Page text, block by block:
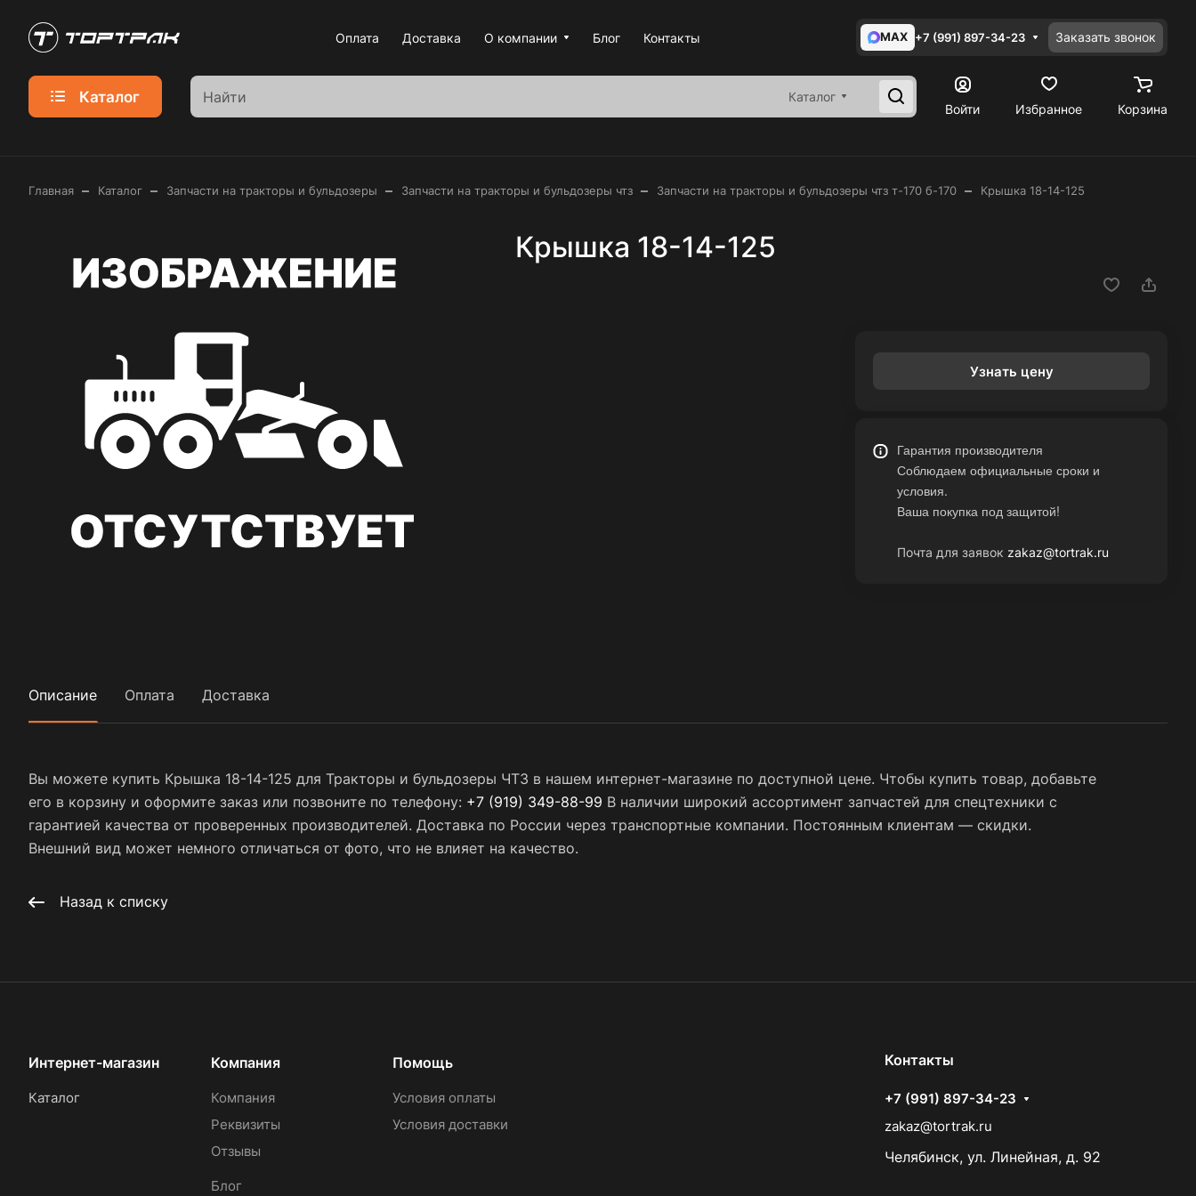
Оплата Доставка О компании Блог Контакты MAX +7 (991) 897-34-23 Заказать звонок
Каталог
Каталог
Войти
Избранное Корзина
Главная – Каталог – Запчасти на тракторы и бульдозеры – Запчасти на тракторы и бульдозеры чтз – Запчасти на тракторы и бульдозеры чтз т-170 б-170 – Крышка 18-14-125
Крышка 18-14-125
Узнать цену
Гарантия производителя
Соблюдаем официальные сроки и
условия.
Ваша покупка под защитой!
Почта для заявок zakaz@tortrak.ru
Описание Оплата Доставка
Вы можете купить Крышка 18-14-125 для Тракторы и бульдозеры ЧТЗ в нашем интернет-магазине по доступной цене. Чтобы купить товар, добавьте
его в корзину и оформите заказ или позвоните по телефону: +7 (919) 349-88-99 В наличии широкий ассортимент запчастей для спецтехники с
гарантией качества от проверенных производителей. Доставка по России через транспортные компании. Постоянным клиентам — скидки.
Внешний вид может немного отличаться от фото, что не влияет на качество.
Назад к списку
Интернет-магазин
Каталог
Компания
Компания
Реквизиты
Отзывы
Блог
Помощь
Условия оплаты
Условия доставки
Контакты
+7 (991) 897-34-23
zakaz@tortrak.ru
Челябинск, ул. Линейная, д. 92